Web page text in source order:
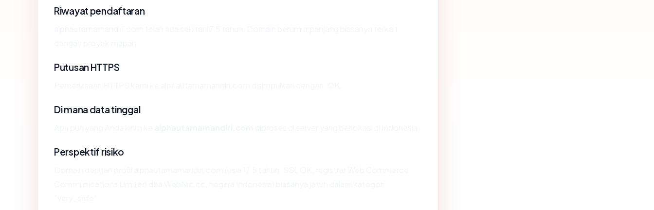
Riwayat pendaftaran
Putusan HTTPS
Di mana data tinggal
Perspektif risiko